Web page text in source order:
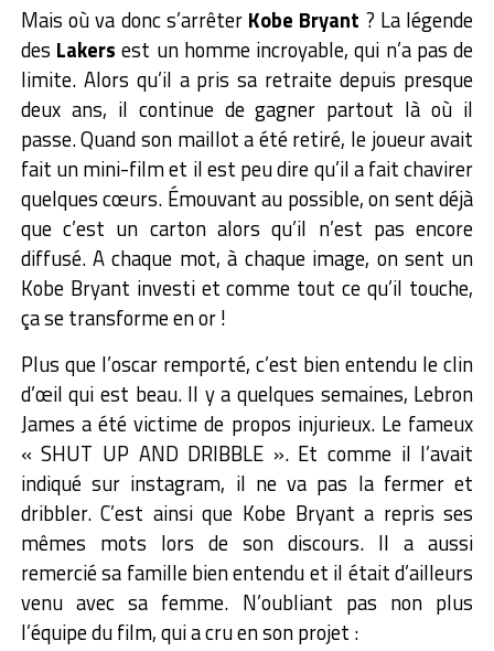
Mais où va donc s’arrêter Kobe Bryant ? La légende
des Lakers est un homme incroyable, qui n’a pas de
limite. Alors qu’il a pris sa retraite depuis presque
deux ans, il continue de gagner partout là où il
passe. Quand son maillot a été retiré, le joueur avait
fait un mini-film et il est peu dire qu’il a fait chavirer
quelques cœurs. Émouvant au possible, on sent déjà
que c’est un carton alors qu’il n’est pas encore
diffusé. A chaque mot, à chaque image, on sent un
Kobe Bryant investi et comme tout ce qu’il touche,
ça se transforme en or !
Plus que l’oscar remporté, c’est bien entendu le clin
d’œil qui est beau. Il y a quelques semaines, Lebron
James a été victime de propos injurieux. Le fameux
« SHUT UP AND DRIBBLE ». Et comme il l’avait
indiqué sur instagram, il ne va pas la fermer et
dribbler. C’est ainsi que Kobe Bryant a repris ses
mêmes mots lors de son discours. Il a aussi
remercié sa famille bien entendu et il était d’ailleurs
venu avec sa femme. N’oubliant pas non plus
l’équipe du film, qui a cru en son projet :